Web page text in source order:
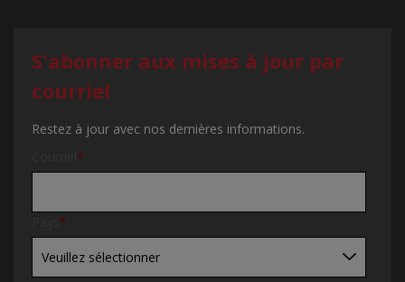
S'abonner aux mises à jour par
courriel
Restez à jour avec nos dernières informations.
*
*